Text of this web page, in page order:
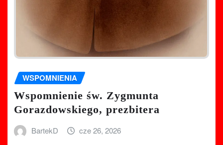
WSPOMNIENIA
Wspomnienie św. Zygmunta
Gorazdowskiego, prezbitera
BartekD cze 26, 2026